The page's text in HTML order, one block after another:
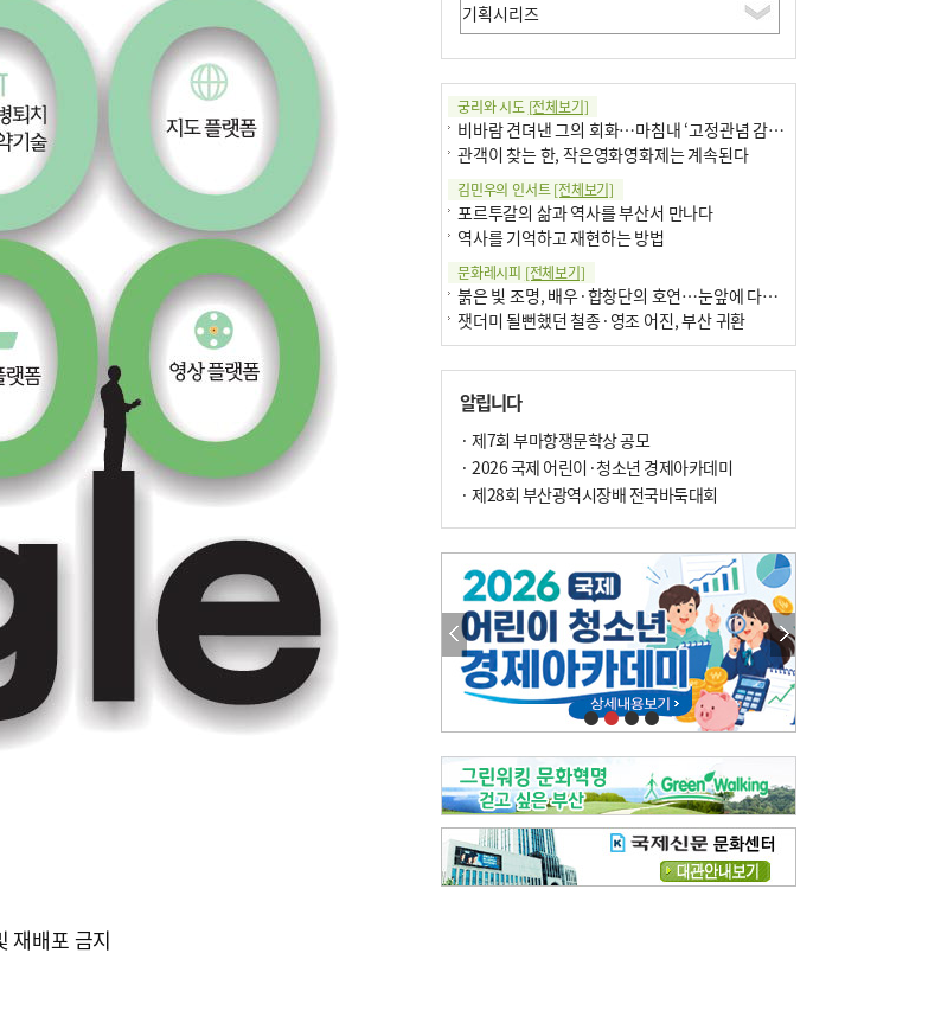
배포 금지
궁리와 시도 [전체보기]
비바람 견뎌낸 그의 회화…마침내 ‘고정관념 감옥’서 해방
관객이 찾는 한, 작은영화영화제는 계속된다
김민우의 인서트[전체보기]
포르투갈의 삶과 역사를 부산서 만나다
역사를 기억하고 재현하는 방법
문화레시피 [전체보기]
붉은 빛 조명, 배우·합창단의 호연…눈앞에 다가온 부산오페라하우스
잿더미 될뻔했던 철종·영조 어진, 부산 귀환
달구비·여우비…다양한 비 이름 外
6·25 세계에 알린 女 종군기자 外
박현주의 책 이야기[전체보기]
차세대 축구황제는? 월드컵 아는만큼 보여요
문재필-여름_저녁무렵의호수
이 한편의 시조[전체보기]
참선 /오기환
고향 /김진규
주말 영화 박스오피스[전체보기]
‘스파이더맨’ 개봉 5일 만에 300만 돌풍…박스오피스·예매율 동시 1위
‘호프’ 개봉 11일 만에 관객 300만…‘스파이더맨’ 예매율 68.8% 1위
오늘의 운세- [전체보기]
오늘의 운세- 2026년 8월 6일 (음 6월 24일)
오늘의 운세- 2026년 8월 5일 (음 6월 23일)
조해훈의 고전 속 이 문장 [전체보기]
입추 지났는데도 덥다며 신유안에게 보낸 박규수의 편지
알립니다
· 제7회 부마항쟁문학상 공모
· 2026 국제 어린이·청소년 경제아카데미
· 제28회 부산광역시장배 전국바둑대회